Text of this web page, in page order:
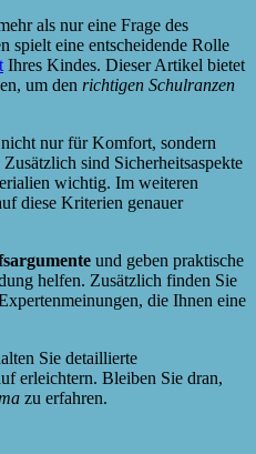
als nur eine Frage des
spielt eine entscheidende Rolle
Ihres Kindes. Dieser Artikel bietet
um den richtigen Schulranzen
nur für Komfort, sondern
sind Sicherheitsaspekte
wichtig. Im weiteren
diese Kriterien genauer
und geben praktische
helfen. Zusätzlich finden Sie
die Ihnen eine
Sie detaillierte
erleichtern. Bleiben Sie dran,
zu erfahren.